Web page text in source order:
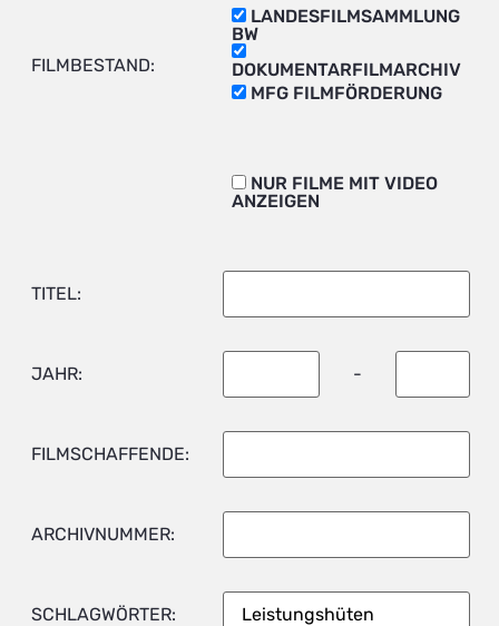
FILMBESTAND:
LANDESFILMSAMMLUNG
BW
DOKUMENTARFILMARCHIV
MFG FILMFÖRDERUNG
NUR FILME MIT VIDEO
ANZEIGEN
TITEL:
JAHR: -
FILMSCHAFFENDE:
ARCHIVNUMMER:
SCHLAGWÖRTER: